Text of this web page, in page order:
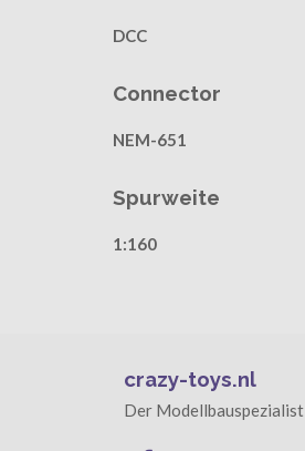
DCC
Connector
NEM-651
Spurweite
1:160
crazy-toys.nl
Der Modellbauspezialist